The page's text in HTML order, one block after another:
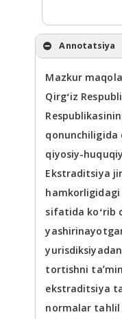
Annotatsiya
Mazkur
Qirgʻiz
qiyosiy-
Ekstraditsiya
hamkorligidagi
sifatida koʻrib
tortishni
ekstraditsiya
normalar tahlil